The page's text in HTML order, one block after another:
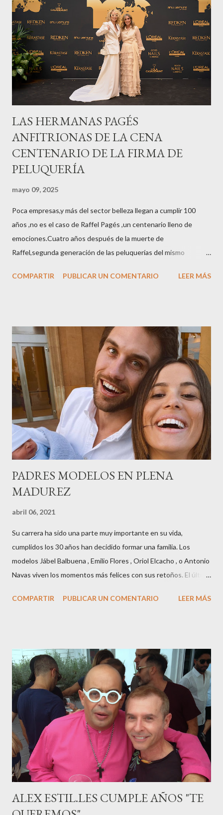
LAS HERMANAS PAGÉS
ANFITRIONAS DE LA CENA
CENTENARIO DE LA FIRMA DE
PELUQUERÍA
mayo 09, 2025
Poca empresas,y más del sector belleza llegan a cumplir 100
años ,no es el caso de Raffel Pagés ,un centenario lleno de
emociones.Cuatro años después de la muerte de
Raffel,segunda generación de las peluquerías del mismo
sector en una cena de reconocimiento.Sus hijas Carolina (CEO
peluquería del grupo.Justo hace unos días Carol Pagés nos
contaba detalles del homenaje en Actualida Rosa en RCE
radio,en el programa que presento todos los jueves de 17 a 18
horas . Carolina y Quionia Pagés Carolina Pagés La cita ,en el
Museu Marítim de BCN ,en las Drassanes reunió a figuras
destacadas del sector,así como clientes, autoridades y medios
de comunicación, en una velada inolvidable bajo el lema “Cien
años peinando almas, creando belleza,i...
COMPARTIR PUBLICAR UN COMENTARIO LEER MÁS
PADRES MODELOS EN PLENA
MADUREZ
abril 06, 2021
Su carrera ha sido una parte muy importante en su vida,
cumplidos los 30 años han decidido formar una familia. Los
modelos Jábel Balbuena , Emilio Flores , Oriol Elcacho , o Antonio
Navas viven los momentos más felices con sus retoños. El último
M ateo nació en Barcelona hace poco más de una semana. El top
haciéndole padre de un precioso niño. Marta ha sido toda una
campeona, durante los primeros 3 meses de embarazo tuvo que
guardar reposo debido a un síndrome llamado
“hiperemesisgravídica”.Pasados los meses fatídicos de
gestación Marta tiró adelante con el embarazo, ahora es una
mamá feliz. Otro de los modelos que ha sido padre este año ha
sido el madrileño, Emilio Flores , el top que desfiló en las mejores
pasarelas ...
COMPARTIR PUBLICAR UN COMENTARIO LEER MÁS
ALEX ESTIL.LES CUMPLE AÑOS "TE